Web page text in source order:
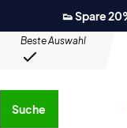
👟 Spare
Beste Auswahl
Suche